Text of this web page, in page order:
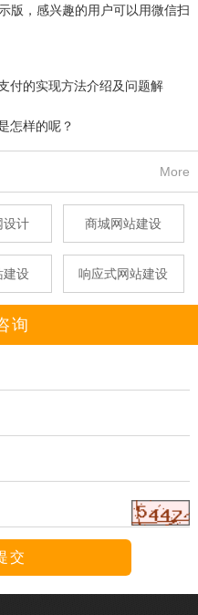
版，感兴趣的用户可以用微信扫
付的实现方法介绍及问题解
怎样的呢？
More
设计 商城网站建设
建设 响应式网站建设
询